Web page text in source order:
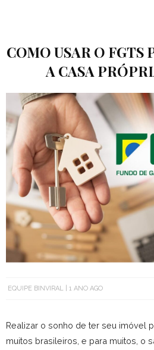
COMO USAR O FGTS
A CASA
EQUIPE BINVIRAL 1 ANO AGO
Realizar o sonho de ter seu imóvel
muitos brasileiros, e para muitos, o